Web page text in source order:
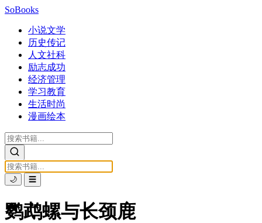
SoBooks
小说文学
历史传记
人文社科
励志成功
经济管理
学习教育
生活时尚
漫画绘本
🌙 ☰
鹦鹉螺与长颈鹿